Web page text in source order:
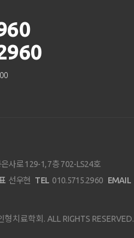
사로 129-1, 7층 702-LS24호
선우현 TEL 010.5715.2960 EMAIL
형치료학회.ALL RIGHTS RESERVED.